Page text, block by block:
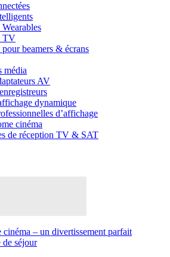
TV
pour beamers & écrans
média
AV
dynamique
d’affichage
cinéma
de réception TV & SAT
– un divertissement parfait
de séjour